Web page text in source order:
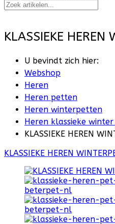
KLASSIEKE HEREN
U bevindt zich hier:
Webshop
Heren
Heren petten
Heren winterpetten
Heren klassieke
KLASSIEKE HEREN
KLASSIEKE HEREN